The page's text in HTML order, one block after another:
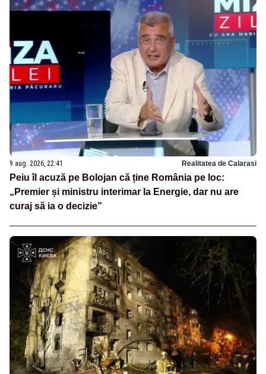
9 aug. 2026, 22:41 Realitatea de Calarasi
Peiu îl acuză pe Bolojan că ține România pe loc:
„Premier și ministru interimar la Energie, dar nu are
curaj să ia o decizie”